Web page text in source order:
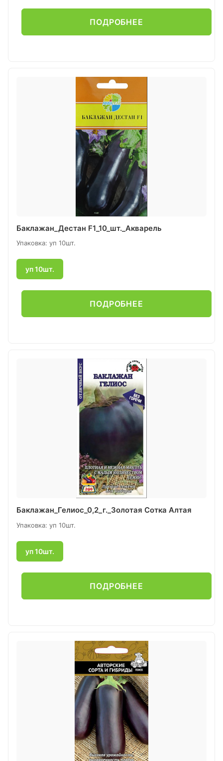
ПОДРОБНЕЕ
Баклажан_Дестан F1_10_шт._Акварель
Упаковка: уп 10шт.
уп 10шт.
ПОДРОБНЕЕ
Баклажан_Гелиос_0,2_г._Золотая Сотка Алтая
Упаковка: уп 10шт.
уп 10шт.
ПОДРОБНЕЕ